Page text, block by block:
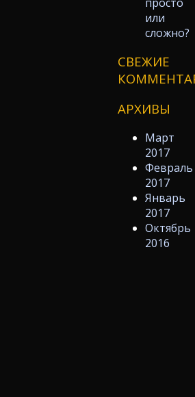
или
сложно?
СВЕЖИЕ
АРХИВЫ
Март
2017
Февраль
2017
Январь
2017
Октябрь
2016